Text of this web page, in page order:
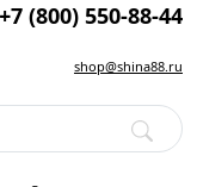
+7 (800) 550-88-44
shop@shina88.ru